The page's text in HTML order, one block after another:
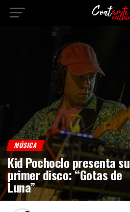
MÚSICA
Kid Pochoclo presenta su
primer disco: “Gotas de
Luna”